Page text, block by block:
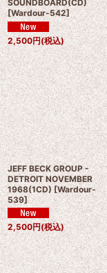
SOUNDBOARD(CD)
[Wardour-542]
2,500円(税込)
JEFF BECK GROUP -
DETROIT NOVEMBER
1968(1CD) [Wardour-
539]
2,500円(税込)